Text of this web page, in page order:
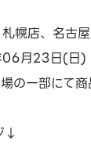
札幌店、名
月23日(日)
の一部にて
↓